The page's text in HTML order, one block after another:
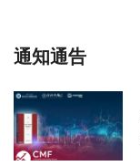
通知通告